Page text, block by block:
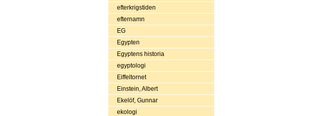
efterkrigstiden
efternamn
EG
Egypten
Egyptens historia
egyptologi
Eiffeltornet
Einstein, Albert
Ekelöf, Gunnar
ekologi